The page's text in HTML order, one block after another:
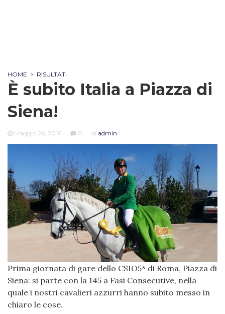
HOME > RISULTATI
È subito Italia a Piazza di
Siena!
Maggio 26, 2016 0 di admin
Prima giornata di gare dello CSIO5* di Roma, Piazza di
Siena: si parte con la 145 a Fasi Consecutive, nella
quale i nostri cavalieri azzurri hanno subito messo in
chiaro le cose.